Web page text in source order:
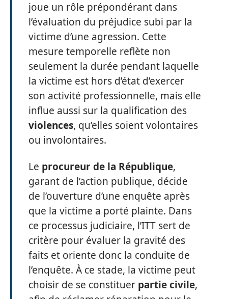
joue un rôle prépondérant dans
l’évaluation du préjudice subi par la
victime d’une agression. Cette
mesure temporelle reflète non
seulement la durée pendant laquelle
la victime est hors d’état d’exercer
son activité professionnelle, mais elle
influe aussi sur la qualification des
violences, qu’elles soient volontaires
ou involontaires.
Le procureur de la République,
garant de l’action publique, décide
de l’ouverture d’une enquête après
que la victime a porté plainte. Dans
ce processus judiciaire, l’ITT sert de
critère pour évaluer la gravité des
faits et oriente donc la conduite de
l’enquête. À ce stade, la victime peut
choisir de se constituer partie civile,